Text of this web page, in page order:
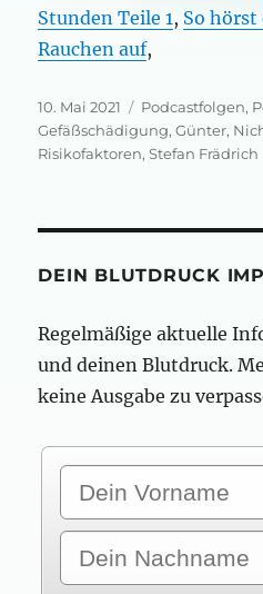
Stunden Teile 1, So
Rauchen auf,
Veröffentlicht
am
10. Mai 2021 Kategorien
Podcastfolgen,
Gefäßschädigung,Günter,
Risikofaktoren,Stefan Frädrich
DEIN BLUTDRUCK
Regelmäßige aktuelle
und deinen Blutdruck.
keine Ausgabe zu